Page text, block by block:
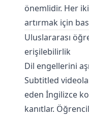
önemlidir. Her
artırmak için
Uluslararası
erişilebilirlik
Dil engellerini
Subtitled
eden İngilizce
kanıtlar.